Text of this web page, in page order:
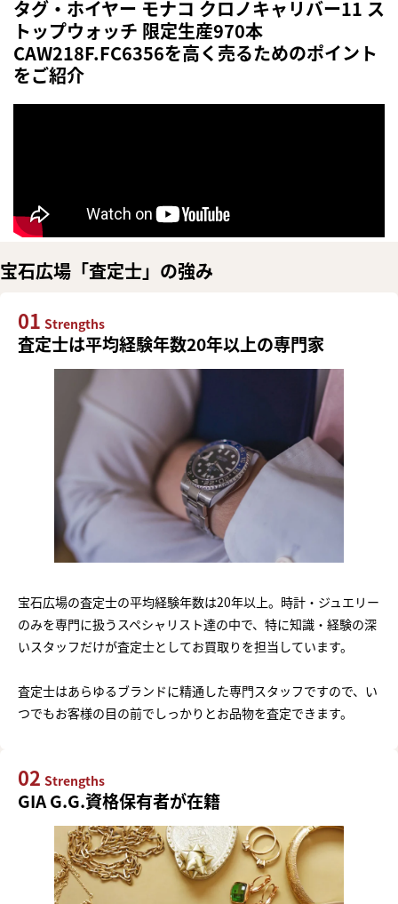
タグ・ホイヤー モナコ クロノキャリバー11 ス
トップウォッチ 限定生産970本
CAW218F.FC6356を高く売るためのポイント
をご紹介
宝石広場「査定士」の強み
01 Strengths
査定士は平均経験年数20年以上の専門家
宝石広場の査定士の平均経験年数は20年以上。時計・ジュエリー
のみを専門に扱うスペシャリスト達の中で、特に知識・経験の深
いスタッフだけが査定士としてお買取りを担当しています。
査定士はあらゆるブランドに精通した専門スタッフですので、い
つでもお客様の目の前でしっかりとお品物を査定できます。
02 Strengths
GIA G.G.資格保有者が在籍